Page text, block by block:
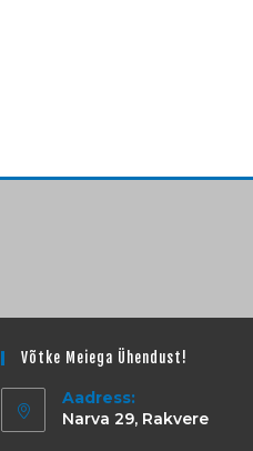
Võtke Meiega Ühendust!
Aadress:
Narva 29, Rakvere